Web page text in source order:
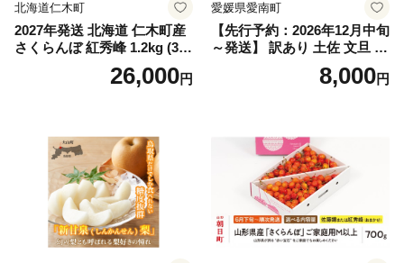
北海道仁木町
2027年発送 北海道 仁木町産
さくらんぼ 紅秀峰 1.2kg (300
g×4パック) Lサイズ以上 旬
桜桃 産地直送 サクランボ チ
26,000円
愛媛県愛南町
【先行予約：2026年12月中旬
～発送】 訳あり 土佐 文旦 8k
g (Mサイズ以上サイズミック
ス) 8000円 わけあり ぶんた
産 農家直送 期間限定 特産品
サイズミックス くらもとフ
ァーム 愛南町 愛媛県
8,000円